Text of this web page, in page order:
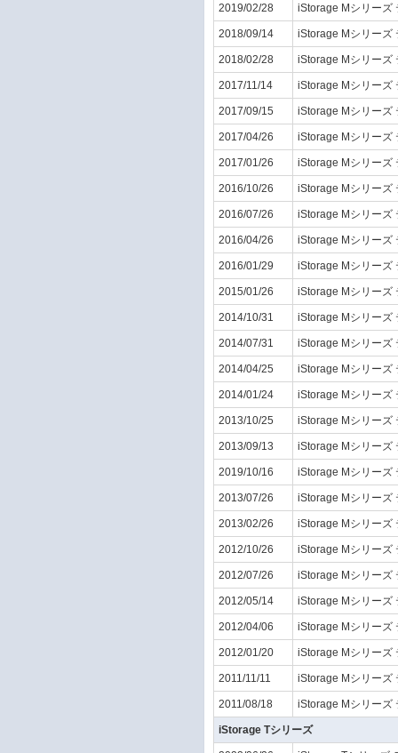
2019/02/28 iStorage Mシリーズ
2018/09/14 iStorage Mシリーズ
2018/02/28 iStorage Mシリーズ
2017/11/14 iStorage Mシリーズ
2017/09/15 iStorage Mシリーズ
2017/04/26 iStorage Mシリーズ
2017/01/26 iStorage Mシリーズ
2016/10/26 iStorage Mシリーズ
2016/07/26 iStorage Mシリーズ
2016/04/26 iStorage Mシリーズ
2016/01/29 iStorage Mシリーズ
2015/01/26 iStorage Mシリーズ
2014/10/31 iStorage Mシリーズ
2014/07/31 iStorage Mシリーズ
2014/04/25 iStorage Mシリーズ
2014/01/24 iStorage Mシリーズ
2013/10/25 iStorage Mシリーズ
2013/09/13 iStorage Mシリーズ
2019/10/16 iStorage Mシリーズ
2013/07/26 iStorage Mシリーズ
2013/02/26 iStorage Mシリーズ
2012/10/26 iStorage Mシリーズ
2012/07/26 iStorage Mシリーズ
2012/05/14 iStorage Mシリーズ
2012/04/06 iStorage Mシリーズ
2012/01/20 iStorage Mシリーズ
2011/11/11 iStorage Mシリーズ
2011/08/18 iStorage Mシリーズ
iStorage Tシリーズ